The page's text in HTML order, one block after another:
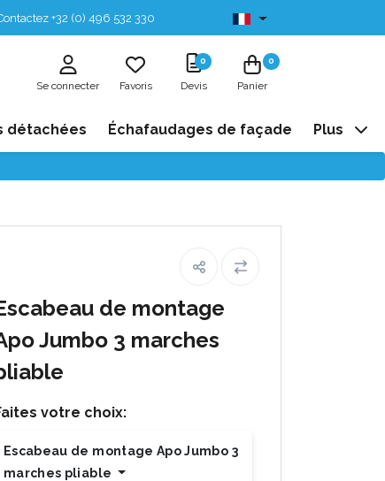
+32 (0) 496 532 330 Disponibles de stock
Se connecter Favoris
0
Devis
0
Panier
détachées Échafaudages de façade Plus
de montage
Jumbo 3 marches
votre choix:
Escabeau de montage Apo Jumbo 3
marches pliable